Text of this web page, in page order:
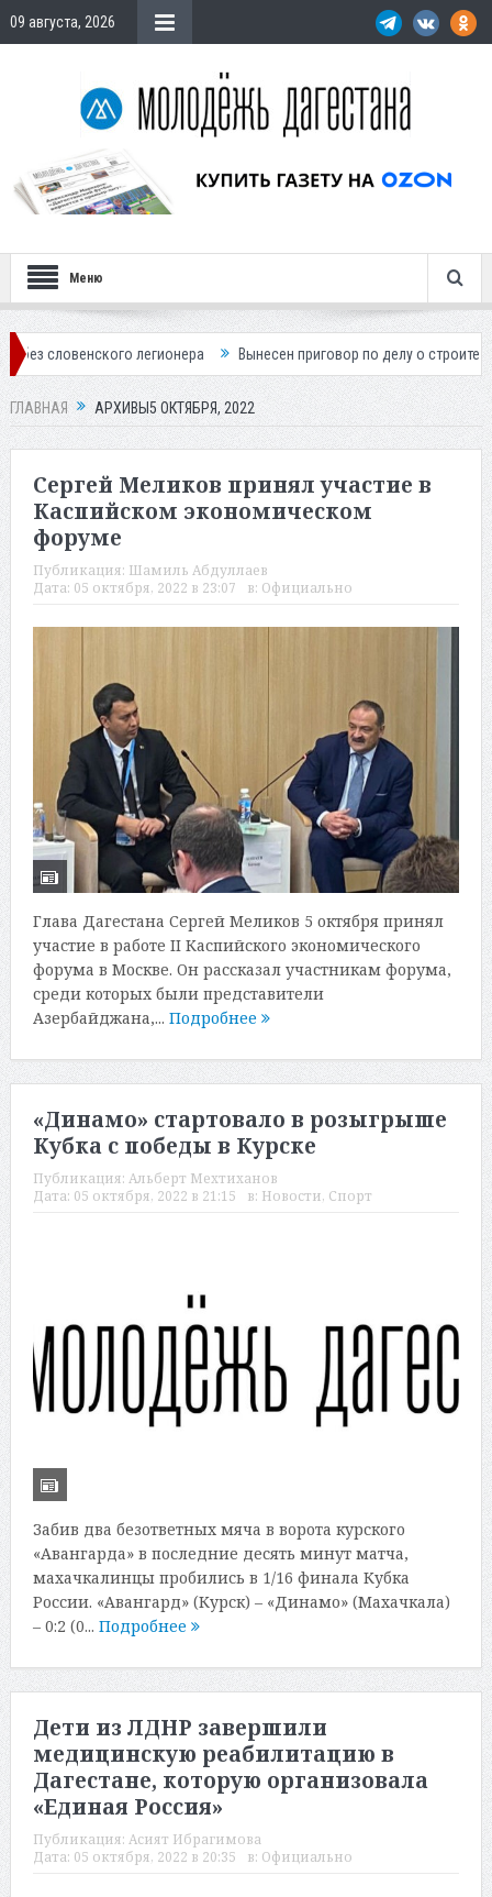
09 августа, 2026
Меню
легионера Вынесен приговор по делу о строительстве гостиницы
ГЛАВНАЯ АРХИВЫ5 ОКТЯБРЯ, 2022
Сергей Меликов принял участие в
Каспийском экономическом
форуме
Публикация: Шамиль Абдуллаев
Дата: 05 октября, 2022 в 23:07 в: Официально
Глава Дагестана Сергей Меликов 5 октября принял
участие в работе II Каспийского экономического
форума в Москве. Он рассказал участникам форума,
среди которых были представители
Азербайджана,... Подробнее
«Динамо» стартовало в розыгрыше
Кубка с победы в Курске
Публикация: Альберт Мехтиханов
Дата: 05 октября, 2022 в 21:15 в: Новости, Спорт
Забив два безответных мяча в ворота курского
«Авангарда» в последние десять минут матча,
махачкалинцы пробились в 1/16 финала Кубка
России. «Авангард» (Курск) – «Динамо» (Махачкала)
– 0:2 (0... Подробнее
Дети из ЛДНР завершили
медицинскую реабилитацию в
Дагестане, которую организовала
«Единая Россия»
Публикация: Асият Ибрагимова
Дата: 05 октября, 2022 в 20:35 в: Официально